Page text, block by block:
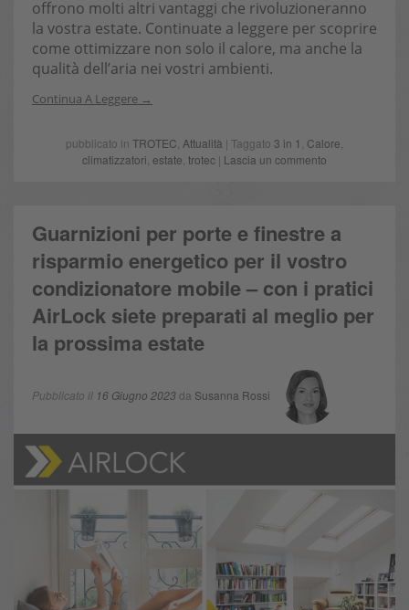
offrono molti altri vantaggi che rivoluzioneranno
la vostra estate. Continuate a leggere per scoprire
come ottimizzare non solo il calore, ma anche la
qualità dell’aria nei vostri ambienti.
Continua A Leggere
pubblicato in TROTEC Attualità | Taggato 3 in 1 Calore
climatizzatori estate trotec | Lascia un commento
Guarnizioni per porte e finestre a
risparmio energetico per il vostro
condizionatore mobile – con i pratici
AirLock siete preparati al meglio per
la prossima estate
Pubblicato il 16 Giugno 2023da Susanna Rossi